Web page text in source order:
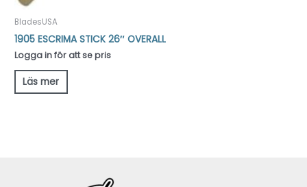
BladesUSA
1905 ESCRIMA STICK 26″ OVERALL
Logga in för att se pris
Läs mer